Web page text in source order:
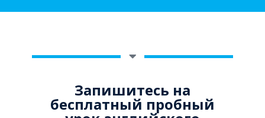
Запишитесь на
бесплатный пробный